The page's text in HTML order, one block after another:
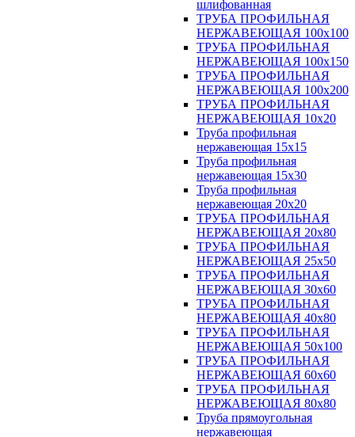
шлифованная
ТРУБА ПРОФИЛЬНАЯ
НЕРЖАВЕЮЩАЯ 100х100
ТРУБА ПРОФИЛЬНАЯ
НЕРЖАВЕЮЩАЯ 100х150
ТРУБА ПРОФИЛЬНАЯ
НЕРЖАВЕЮЩАЯ 100х200
ТРУБА ПРОФИЛЬНАЯ
НЕРЖАВЕЮЩАЯ 10х20
Труба профильная
нержавеющая 15х15
Труба профильная
нержавеющая 15х30
Труба профильная
нержавеющая 20х20
ТРУБА ПРОФИЛЬНАЯ
НЕРЖАВЕЮЩАЯ 20х80
ТРУБА ПРОФИЛЬНАЯ
НЕРЖАВЕЮЩАЯ 25х50
ТРУБА ПРОФИЛЬНАЯ
НЕРЖАВЕЮЩАЯ 30х60
ТРУБА ПРОФИЛЬНАЯ
НЕРЖАВЕЮЩАЯ 40х80
ТРУБА ПРОФИЛЬНАЯ
НЕРЖАВЕЮЩАЯ 50х100
ТРУБА ПРОФИЛЬНАЯ
НЕРЖАВЕЮЩАЯ 60х60
ТРУБА ПРОФИЛЬНАЯ
НЕРЖАВЕЮЩАЯ 80х80
Труба прямоугольная
нержавеющая